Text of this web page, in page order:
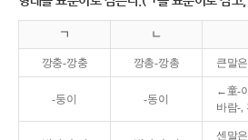
ㄱ ㄴ
깡충-깡충 깡총-깡총 큰말
-둥이 -동이
←童-
바람-,
센말